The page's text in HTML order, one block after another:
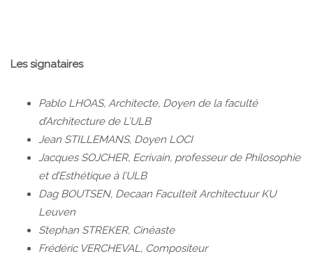
Les signataires
Pablo LHOAS, Architecte, Doyen de la faculté
d’Architecture de L’ULB
Jean STILLEMANS, Doyen LOCI
Jacques SOJCHER, Ecrivain, professeur de Philosophie
et d’Esthétique à l’ULB
Dag BOUTSEN, Decaan Faculteit Architectuur KU
Leuven
Stephan STREKER, Cinéaste
Frédéric VERCHEVAL, Compositeur